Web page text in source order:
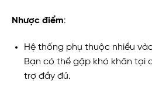
Nhược điểm:
Hệ thống phụ thuộc nhiều
Bạn có thể gặp khó khăn tại
trợ đầy đủ.